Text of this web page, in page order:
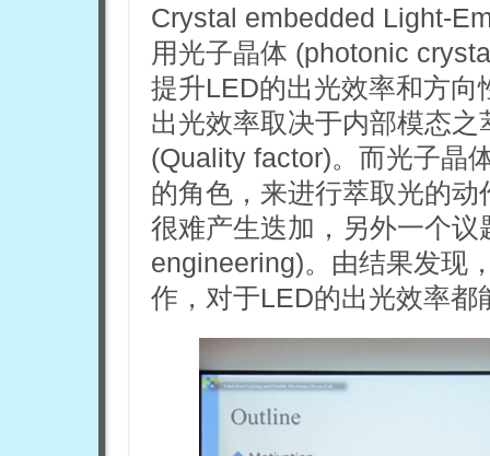
Crystal embedded Light-
用光子晶体 (photonic
提升LED的出光效率和方
出光效率取决于内部模态
(Quality factor)。而光子晶
的角色，来进行萃取光的
很难产生迭加，另外一个
engineering)。由结果发现
作，对于LED的出光效率都